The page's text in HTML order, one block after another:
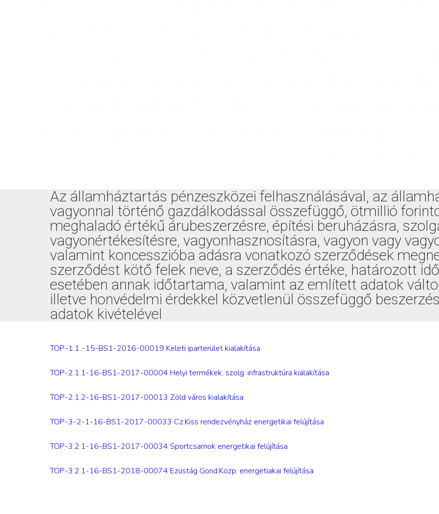
Az államháztartás pénzeszközei felhasználásával, az
vagyonnal történő gazdálkodással összefüggő, ötmillió
meghaladó értékű árubeszerzésre, építési beruházásra,
vagyonértékesítésre, vagyonhasznosításra, vagyon vagy
valamint koncesszióba adásra vonatkozó szerződések
szerződést kötő felek neve, a szerződés értéke, határozott
esetében annak időtartama, valamint az említett adatok
illetve honvédelmi érdekkel közvetlenül összefüggő
adatok kivételével
TOP-1.1..-15-BS1-2016-00019 Keleti iparterület kialakítása
TOP-2.1.1-16-BS1-2017-00004 Helyi termékek, szolg. infrastruktúra kialakítása
TOP-2.1.2-16-BS1-2017-00013 Zöld város kialakítása
TOP-3-2-1-16-BS1-2017-00033 Cz.Kiss rendezvényház energetikai felújítása
TOP-3.2.1-16-BS1-2017-00034 Sportcsarnok energetikai felújítása
TOP-3.2.1-16-BS1-2018-00074 Ezüstág Gond.Közp. energetiakai felújítása